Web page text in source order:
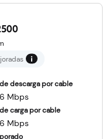
descarga por cable
Mbps
carga por cable
Mbps